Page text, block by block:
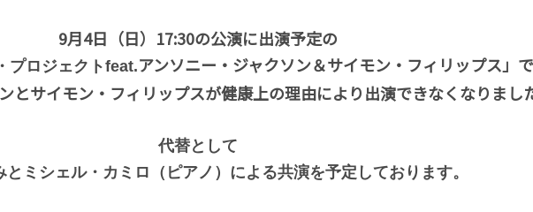
9月4日（日）17:30の公演に出演予定の
プロジェクトfeat.アンソニー・ジャクソン＆サイモン・フィリップス」で
とサイモン・フィリップスが健康上の理由により出演できなくなりまし
代替として
とミシェル・カミロ（ピアノ）による共演を予定しております。